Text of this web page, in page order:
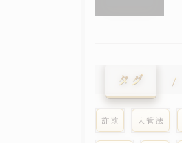
タグ
詐欺 入管法